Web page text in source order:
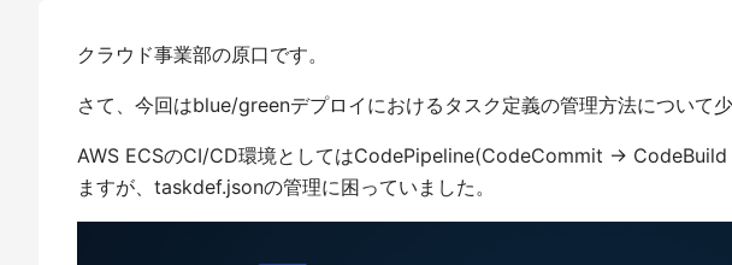
クラウド事業部の原口です。
さて、今回はblue/greenデプロイにおけるタスク定義の管理方法について少
AWS ECSのCI/CD環境としてはCodePipeline(CodeCommit ->
ますが、taskdef.jsonの管理に困っていました。